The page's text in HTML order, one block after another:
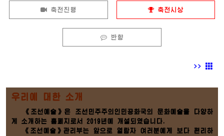
축전진행 축전시상
반향
>>
우리에 대한 소개
《조선예술》은 조선민주주의인민공화국의 문화예술을 다양하
게 소개하는 홈페지로서 2019년에 개설되였습니다.
《조선예술》관리부는 앞으로 열람자 여러분에게 보다 편리하